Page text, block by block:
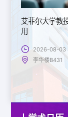
艾菲尔大学教
用
2026-08-
李华楼B431